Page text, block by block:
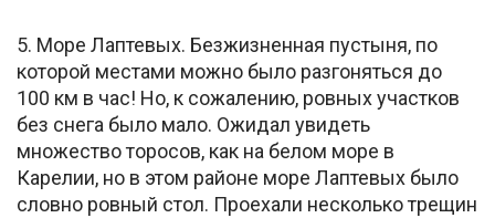
5. Море Лаптевых. Безжизненная пустыня, по
которой местами можно было разгоняться до
100 км в час! Но, к сожалению, ровных участков
без снега было мало. Ожидал увидеть
множество торосов, как на белом море в
Карелии, но в этом районе море Лаптевых было
словно ровный стол. Проехали несколько трещин